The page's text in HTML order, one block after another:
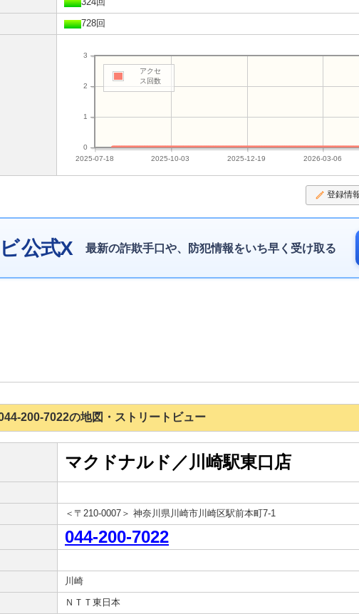
728回
2025-07-18 2025-10-03 2025-12-19 2026-03-06
0
1
2
3
アクセ
ス回数
登録情
公式X 最新の詐欺手口や、防犯情報をいち早く受け取る
200-7022の地図・ストリートビュー
マクドナルド／川崎駅東口店
＜〒210-0007＞ 神奈川県川崎市川崎区駅前本町7-1
044-200-7022
川崎
ＮＴＴ東日本